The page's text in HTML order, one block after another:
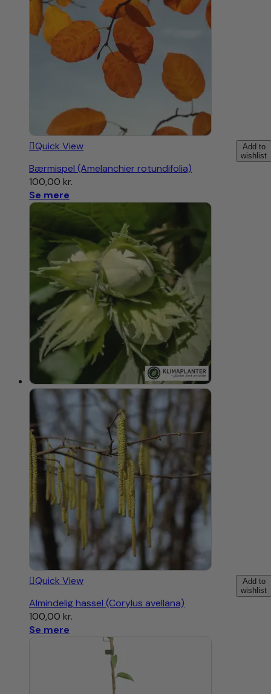
Add to
wishlist
Quick View
Bærmispel (Amelanchier rotundifolia)
100,00 kr.
Se mere
Add to
wishlist
Quick View
Almindelig hassel (Corylus avellana)
100,00 kr.
Se mere